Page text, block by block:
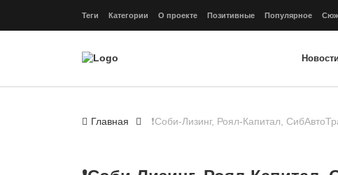
Теги Категории О проекте Позитивные Популярное
Новости
Главная ❗️Соби-Лизинг, Роял-Капитал,